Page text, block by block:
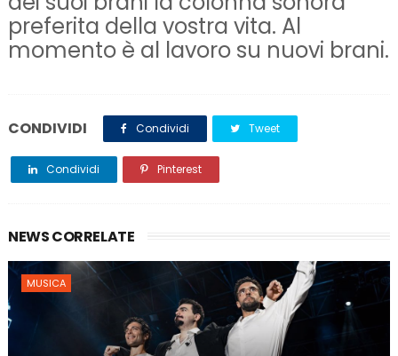
preferita della vostra vita. Al
momento è al lavoro su nuovi brani.
CONDIVIDI Condividi Tweet
Condividi Pinterest
NEWS CORRELATE
MUSICA